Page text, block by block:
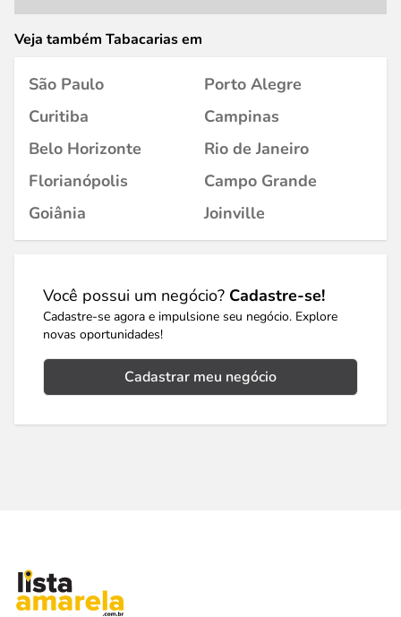
Veja também Tabacarias em
São Paulo
Porto Alegre
Curitiba
Campinas
Belo Horizonte
Rio de Janeiro
Florianópolis
Campo Grande
Goiânia
Joinville
Você possui um negócio? Cadastre-se!
Cadastre-se agora e impulsione seu negócio. Explore
novas oportunidades!
Cadastrar meu negócio